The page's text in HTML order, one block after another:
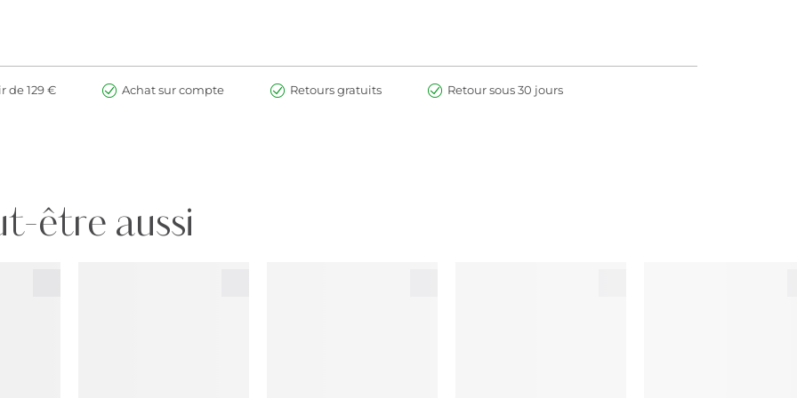
PEG, sans parfum, sans talc
une petite aide :
et doré
de 129 € Achat sur compte Retours gratuits Retour sous 30 jours
être aussi